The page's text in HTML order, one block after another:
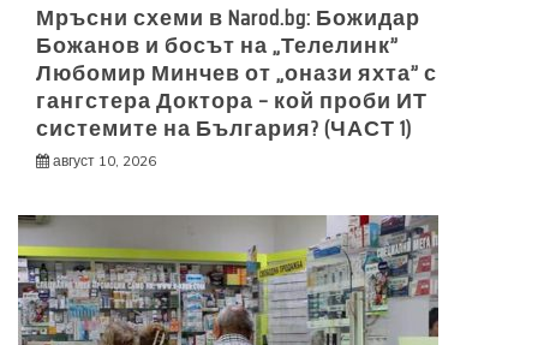
Мръсни схеми в Narod.bg: Божидар
Божанов и босът на „Телелинк”
Любомир Минчев от „онази яхта” с
гангстера Доктора – кой проби ИТ
системите на България? (ЧАСТ 1)
август 10, 2026